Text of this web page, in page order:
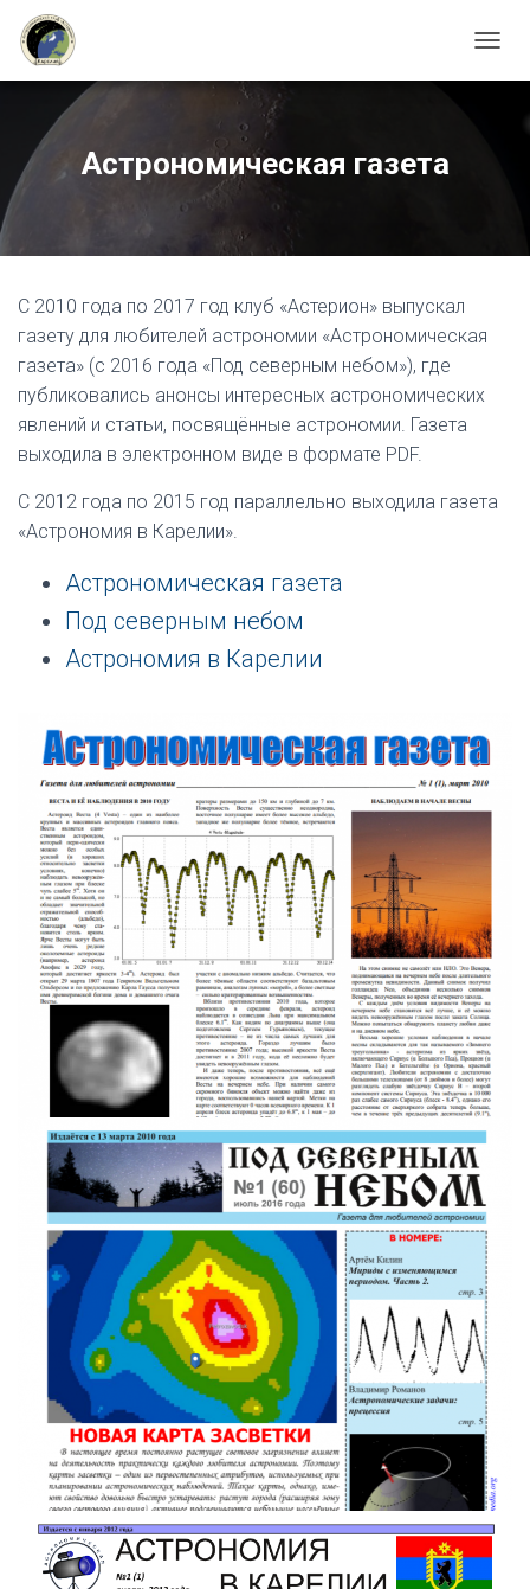
Е
Т
Астрономическая газета
С 2010 года по 2017 год клуб «Астерион» выпускал
газету для любителей астрономии «Астрономическая
газета» (с 2016 года «Под северным небом»), где
публиковались анонсы интересных астрономических
явлений и статьи, посвящённые астрономии. Газета
выходила в электронном виде в формате PDF.
С 2012 года по 2015 год параллельно выходила газета
«Астрономия в Карелии».
Астрономическая газета
Под северным небом
Астрономия в Карелии